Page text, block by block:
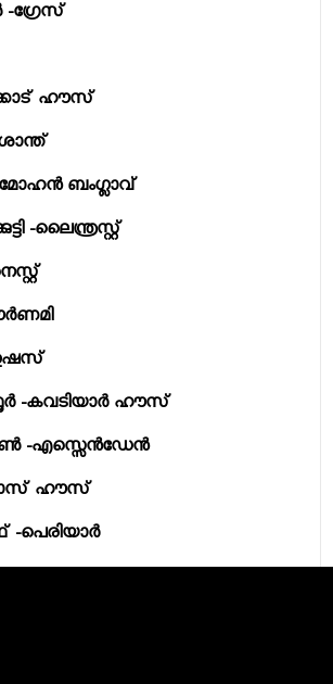
ഗ്രേസ്
ഹൗസ്
ബംഗ്ലാവ്
-ലൈന്ത്രസ്റ്റ്
-കവടിയാര്‍ ഹൗസ്
-എസ്സെന്‍ഡേന്‍
ഹൗസ്